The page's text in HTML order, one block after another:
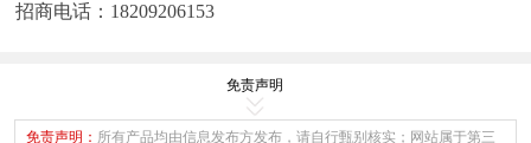
招商电话：18209206153
免责声明
免责声明： 所有产品均由信息发布方发布，请自行甄别核实；网站属于第三